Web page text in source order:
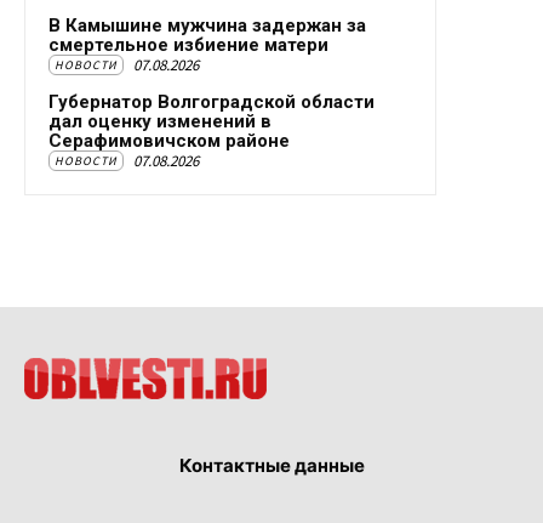
В Камышине мужчина задержан за
смертельное избиение матери
НОВОСТИ 07.08.2026
Губернатор Волгоградской области
дал оценку изменений в
Серафимовичском районе
НОВОСТИ 07.08.2026
Контактные данные